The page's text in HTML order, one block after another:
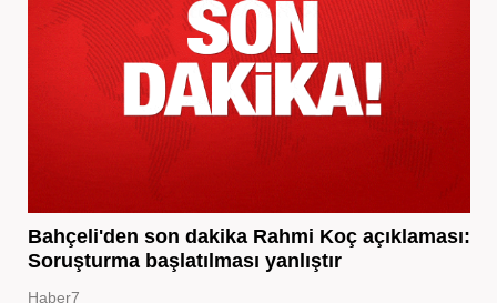
Bahçeli'den son dakika Rahmi Koç açıklaması:
Soruşturma başlatılması yanlıştır
Haber7